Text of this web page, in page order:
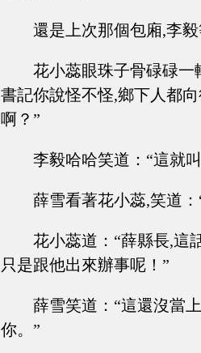
還是上次那個包廂,李
花小蕊眼珠子骨碌碌一
書記你說怪不怪,鄉下人都
啊？”
李毅哈哈笑道：“這就
薛雪看著花小蕊,笑道
花小蕊道：“薛縣長,這
只是跟他出來辦事呢！”
薛雪笑道：“這還沒當
你。”